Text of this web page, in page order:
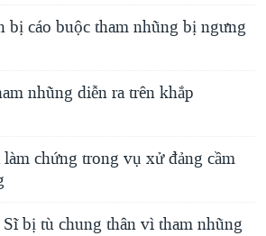
bị cáo buộc tham nhũng bị ngưng
nhũng diễn ra trên khắp
chứng trong vụ xử đảng cầm
bị tù chung thân vì tham nhũng